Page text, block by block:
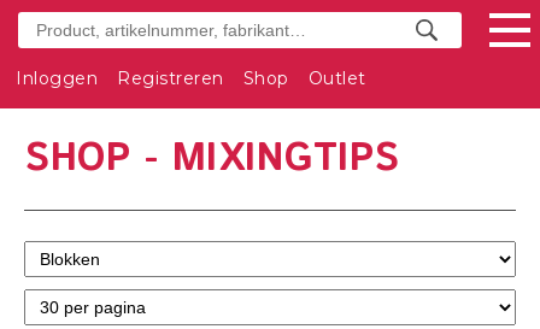
Inloggen Registreren Shop Outlet
SHOP - MIXINGTIPS